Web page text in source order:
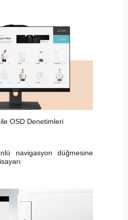
OSD Denetimleri
navigasyon düğmesine